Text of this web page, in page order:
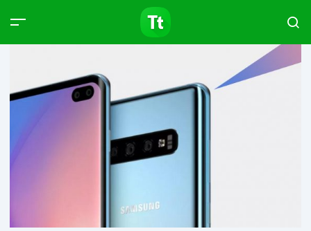
Products Articles
Type to start searching…